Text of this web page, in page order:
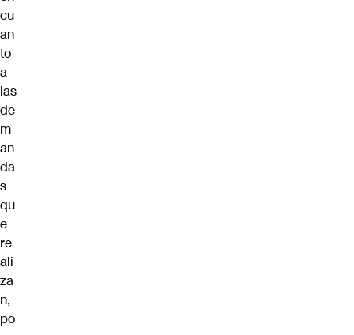
cu
an
to
a
las
de
m
an
da
s
qu
e
re
ali
za
n,
po